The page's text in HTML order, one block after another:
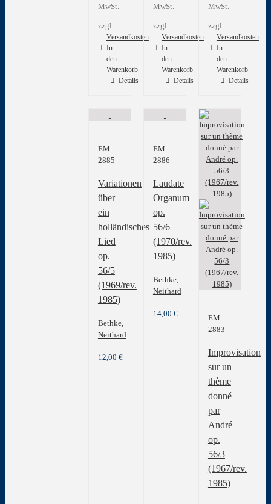
MwSt.
zzgl.
Versandkosten
In
den
Warenkorb
Details
MwSt.
zzgl.
Versandkosten
In
den
Warenkorb
Details
MwSt.
zzgl.
Versandkosten
In
den
Warenkorb
Details
EM
2885
Variationen
über
ein
holländisches
Lied
op.
56/5
(1969/rev.
1985)
Bethke,
Neithard
12,00 €
EM
2886
Laudate
Organum
op.
56/6
(1970/rev.
1985)
Bethke,
Neithard
14,00 €
EM
2883
Improvisation
sur un
thème
donné
par
André
op.
56/3
(1967/rev.
1985)